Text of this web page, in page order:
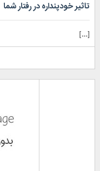
تاثیر خودپنداره در رفتار شما
[...]